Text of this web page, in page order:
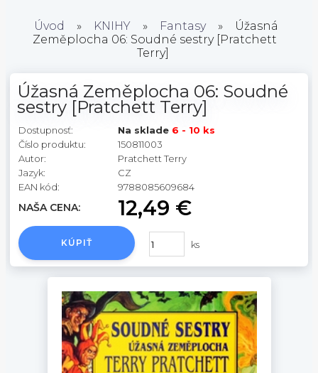
Úvod » KNIHY » Fantasy »
Úžasná
Zeměplocha 06: Soudné sestry [Pratchett
Terry]
Úžasná Zeměplocha 06: Soudné
sestry [Pratchett Terry]
Dostupnosť: Na sklade 6 - 10 ks
Číslo produktu:
150811003
Autor:
Pratchett Terry
Jazyk:
CZ
EAN kód:
9788085609684
NAŠA CENA: 12,49 €
ks
KÚPIŤ